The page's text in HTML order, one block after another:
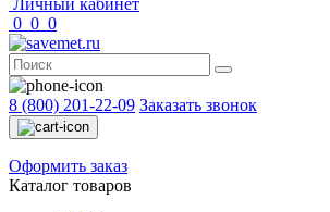
Личный кабинет
0 0 0
8 (800) 201-22-09 Заказать звонок
Оформить заказ
Каталог товаров